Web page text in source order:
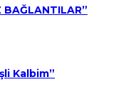
BAĞLANTILAR”
Kalbim”